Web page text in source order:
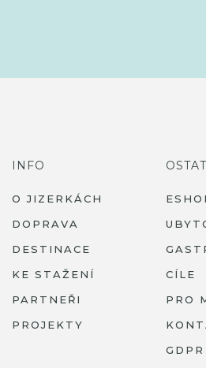
INFO
O JIZERKÁCH
DOPRAVA
DESTINACE
KE STAŽENÍ
PARTNEŘI
PROJEKTY
CÍLE
PRO
GDPR